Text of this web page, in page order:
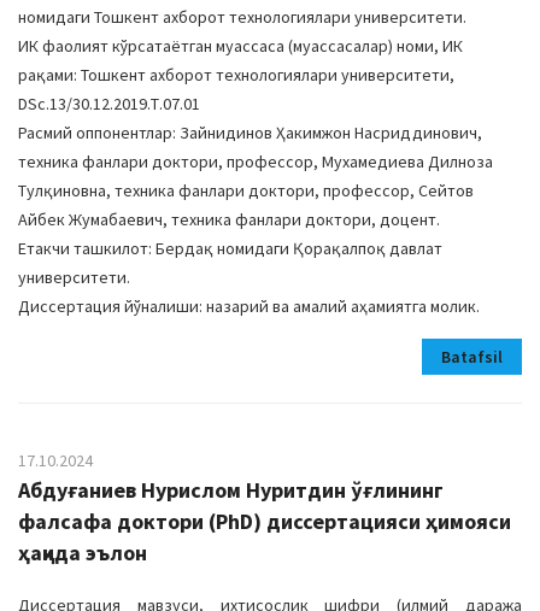
номидаги Тошкент ахборот технологиялари университети.
ИК фаолият кўрсатаётган муассаса (муассасалар) номи, ИК
рақами: Тошкент ахборот технологиялари университети,
DSc.13/30.12.2019.Т.07.01
Расмий оппонентлар: Зайнидинов Ҳакимжон Насриддинович,
техника фанлари доктори, профессор, Мухамедиева Дилноза
Тулқиновна, техника фанлари доктори, профессор, Сейтов
Айбек Жумабаевич, техника фанлари доктори, доцент.
Етакчи ташкилот: Бердақ номидаги Қорақалпоқ давлат
университети.
Диссертация йўналиши: назарий ва амалий аҳамиятга молик.
Batafsil
17.10.2024
Абдуғаниев Нурислом Нуритдин ўғлининг
фалсафа доктори (PhD) диссертацияси ҳимояси
ҳақида эълон
Диссертация мавзуси, ихтисослик шифри (илмий даража